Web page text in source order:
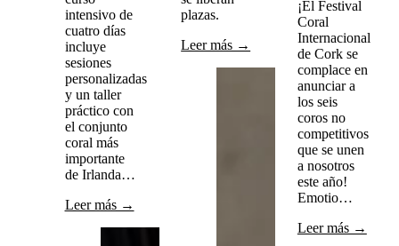
intensivo de
cuatro días
incluye
sesiones
personalizadas
y un taller
práctico con
el conjunto
coral más
importante
de Irlanda…
Leer más →
plazas.
Leer más →
¡El Festival
Coral
Internacional
de Cork se
complace en
anunciar a
los seis
coros no
competitivos
que se unen
a nosotros
este año!
Emotio…
Leer más →